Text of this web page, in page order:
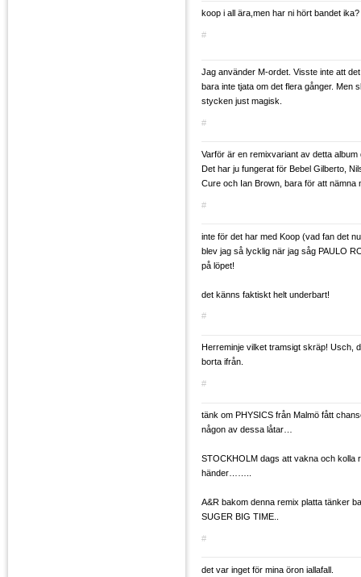
koop i all ära,men har ni hört bandet ika?
#
Jag använder M-ordet. Visste inte att
bara inte tjata om det flera gånger. Men
stycken just magisk.
#
Varför är en remixvariant av detta
Det har ju fungerat för Bebel Gilberto,
Cure och Ian Brown, bara för att nämna
#
inte för det har med Koop (vad fan det
blev jag så lycklig när jag såg PAULO
på löpet!
det känns faktiskt helt underbart!
#
Herreminje vilket tramsigt skräp! Usch,
borta ifrån.
#
tänk om PHYSICS från Malmö fått
någon av dessa låtar…
STOCKHOLM dags att vakna och kolla
händer……..
A&R bakom denna remix platta tänker
SUGER BIG TIME..
#
det var inget för mina öron iallafall.